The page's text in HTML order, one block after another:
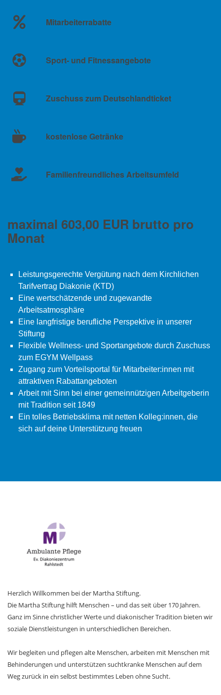
Mitarbeiterrabatte
Sport- und Fitnessangebote
Zuschuss zum Deutschlandticket
kostenlose Getränke
Familienfreundliches Arbeitsumfeld
maximal 603,00 EUR brutto pro
Monat
Leistungsgerechte Vergütung nach dem Kirchlichen
Tarifvertrag Diakonie (KTD)
Eine wertschätzende und zugewandte
Arbeitsatmosphäre
Eine langfristige berufliche Perspektive in unserer
Stiftung
Flexible Wellness- und Sportangebote durch Zuschuss
zum EGYM Wellpass
Zugang zum Vorteilsportal für Mitarbeiter:innen mit
attraktiven Rabattangeboten
Arbeit mit Sinn bei einer gemeinnützigen Arbeitgeberin
mit Tradition seit 1849
Ein tolles Betriebsklima mit netten Kolleg:innen, die
sich auf deine Unterstützung freuen
Herzlich Willkommen bei der Martha Stiftung.
Die Martha Stiftung hilft Menschen – und das seit über 170 Jahren.
Ganz im Sinne christlicher Werte und diakonischer Tradition bieten wir
soziale Dienstleistungen in unterschiedlichen Bereichen.
Wir begleiten und pflegen alte Menschen, arbeiten mit Menschen mit
Behinderungen und unterstützen suchtkranke Menschen auf dem
Weg zurück in ein selbst bestimmtes Leben ohne Sucht.